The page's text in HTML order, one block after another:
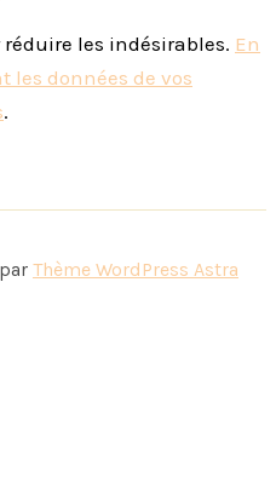
les indésirables. En
les données de vos
.
Thème WordPress Astra